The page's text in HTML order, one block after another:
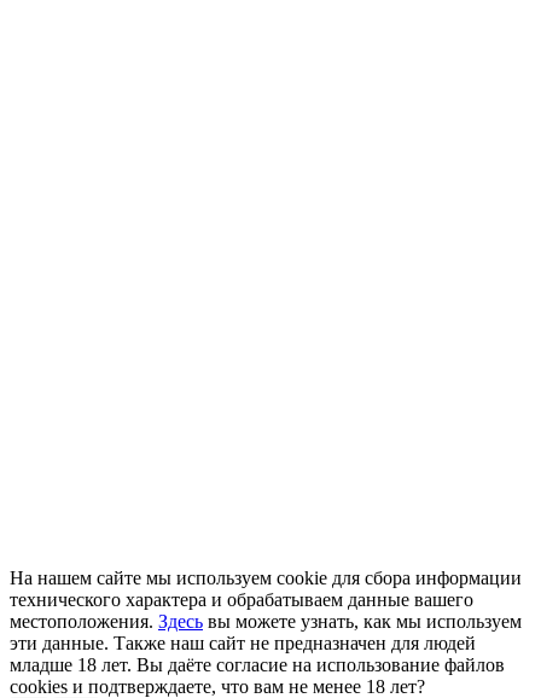
На нашем сайте мы используем cookie для сбора информации
технического характера и обрабатываем данные вашего
местоположения. Здесь вы можете узнать, как мы используем
эти данные. Также наш сайт не предназначен для людей
младше 18 лет. Вы даёте согласие на использование файлов
cookies и подтверждаете, что вам не менее 18 лет?